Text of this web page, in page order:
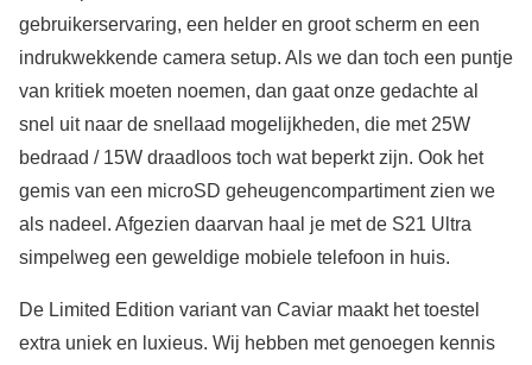
gebruikerservaring, een helder en groot scherm en een
indrukwekkende camera setup. Als we dan toch een puntje
van kritiek moeten noemen, dan gaat onze gedachte al
snel uit naar de snellaad mogelijkheden, die met 25W
bedraad / 15W draadloos toch wat beperkt zijn. Ook het
gemis van een microSD geheugencompartiment zien we
als nadeel. Afgezien daarvan haal je met de S21 Ultra
simpelweg een geweldige mobiele telefoon in huis.
De Limited Edition variant van Caviar maakt het toestel
extra uniek en luxieus. Wij hebben met genoegen kennis